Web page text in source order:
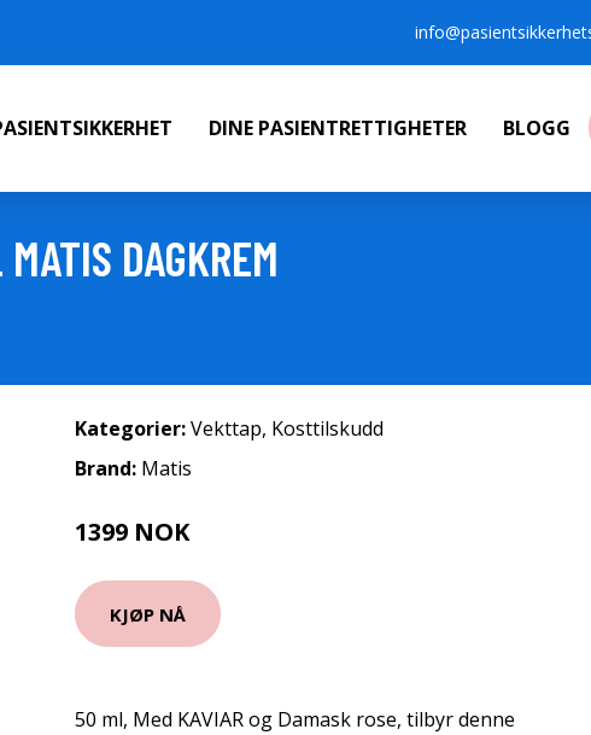
DINE PASIENTRETTIGHETER BLOGG
DAGKREM
Kategorier:Vekttap, Kosttilskudd
Brand: Matis
1399 NOK
KJØP NÅ
50 ml, Med KAVIAR og Damask rose, tilbyr denne